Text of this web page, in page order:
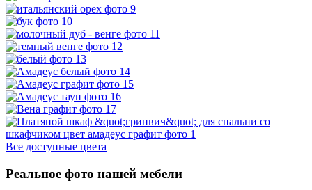
Все доступные цвета
Реальное фото нашей мебели